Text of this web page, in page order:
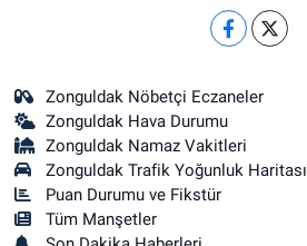
Zonguldak Nöbetçi Eczaneler
Zonguldak Hava Durumu
Zonguldak Namaz Vakitleri
Zonguldak Trafik Yoğunluk Haritası
Puan Durumu ve Fikstür
Tüm Manşetler